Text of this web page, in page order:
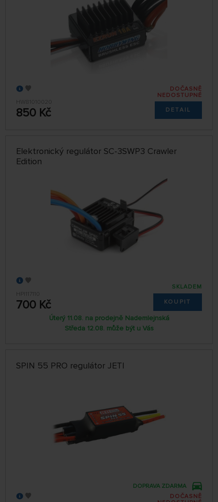
HW81010020
850 Kč
DOČASNĚ
NEDOSTUPNÉ
DETAIL
Elektronický regulátor SC-3SWP3 Crawler
Edition
HPI117110
700 Kč
SKLADEM
KOUPIT
Úterý 11.08. na prodejně Nademlejnská
Středa 12.08. může být u Vás
SPIN 55 PRO regulátor JETI
DOPRAVA ZDARMA
DOČASNĚ